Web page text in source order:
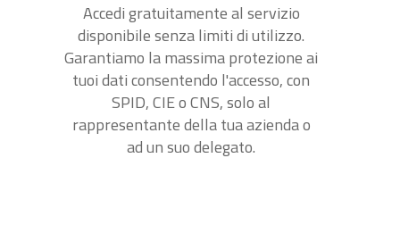
Accedi gratuitamente al servizio
disponibile senza limiti di utilizzo.
Garantiamo la massima protezione ai
tuoi dati consentendo l'accesso, con
SPID, CIE o CNS, solo al
rappresentante della tua azienda o
ad un suo delegato.